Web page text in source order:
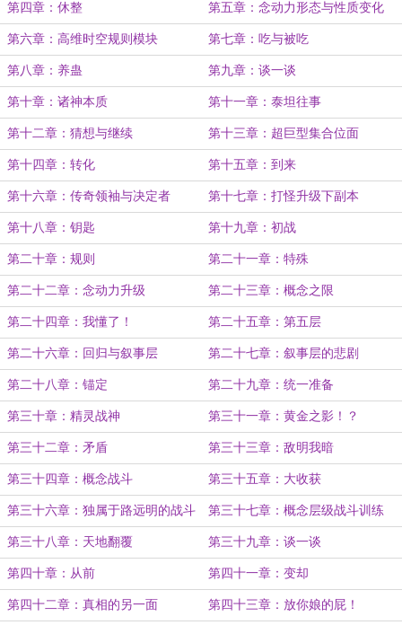
第四章：休整 第五章：念动力形态与性质变化
第六章：高维时空规则模块 第七章：吃与被吃
第八章：养蛊 第九章：谈一谈
第十章：诸神本质 第十一章：泰坦往事
第十二章：猜想与继续 第十三章：超巨型集合位面
第十四章：转化 第十五章：到来
第十六章：传奇领袖与决定者 第十七章：打怪升级下副本
第十八章：钥匙 第十九章：初战
第二十章：规则 第二十一章：特殊
第二十二章：念动力升级 第二十三章：概念之限
第二十四章：我懂了！ 第二十五章：第五层
第二十六章：回归与叙事层 第二十七章：叙事层的悲剧
第二十八章：锚定 第二十九章：统一准备
第三十章：精灵战神 第三十一章：黄金之影！？
第三十二章：矛盾 第三十三章：敌明我暗
第三十四章：概念战斗 第三十五章：大收获
第三十六章：独属于路远明的战斗
方式
第三十七章：概念层级战斗训练
第三十八章：天地翻覆 第三十九章：谈一谈
第四十章：从前 第四十一章：变却
第四十二章：真相的另一面 第四十三章：放你娘的屁！